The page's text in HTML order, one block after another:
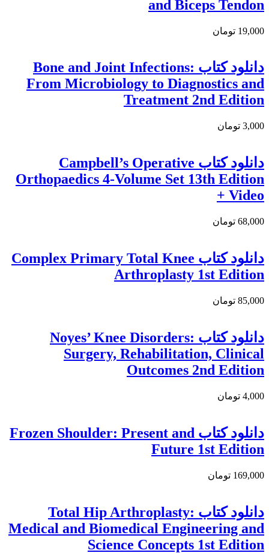
and Biceps Tendon
19,000 تومان
دانلود کتاب Bone and Joint Infections:
From Microbiology to Diagnostics and
Treatment 2nd Edition
3,000 تومان
دانلود کتاب Campbell’s Operative
Orthopaedics 4-Volume Set 13th Edition
+ Video
68,000 تومان
دانلود كتاب Complex Primary Total Knee
Arthroplasty 1st Edition
85,000 تومان
دانلود کتاب Noyes’ Knee Disorders:
Surgery, Rehabilitation, Clinical
Outcomes 2nd Edition
4,000 تومان
دانلود كتاب Frozen Shoulder: Present and
Future 1st Edition
169,000 تومان
دانلود كتاب Total Hip Arthroplasty:
Medical and Biomedical Engineering and
Science Concepts 1st Edition